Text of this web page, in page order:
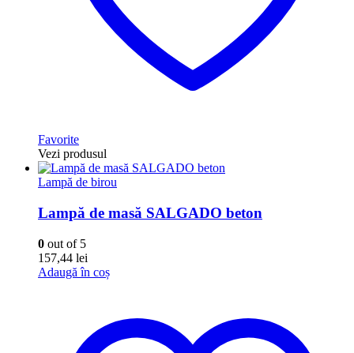
Favorite
Vezi produsul
Lampă de birou
Lampă de masă SALGADO beton
0 out of 5
157,44 lei
Adaugă în coș